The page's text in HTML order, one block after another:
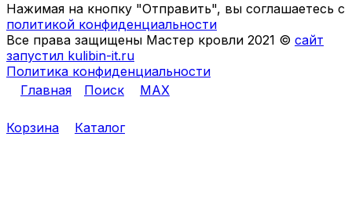
Нажимая на кнопку "Отправить", вы соглашаетесь с
политикой конфиденциальности
Все права защищены Мастер кровли 2021 © сайт
запустил kulibin-it.ru
Политика конфиденциальности
Главная
Поиск MAX
Корзина Каталог